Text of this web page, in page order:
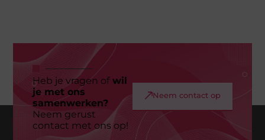
Heb je vragen ofwil
je met ons
samenwerken?
Neem gerust
contact met ons op!
Neem contact op